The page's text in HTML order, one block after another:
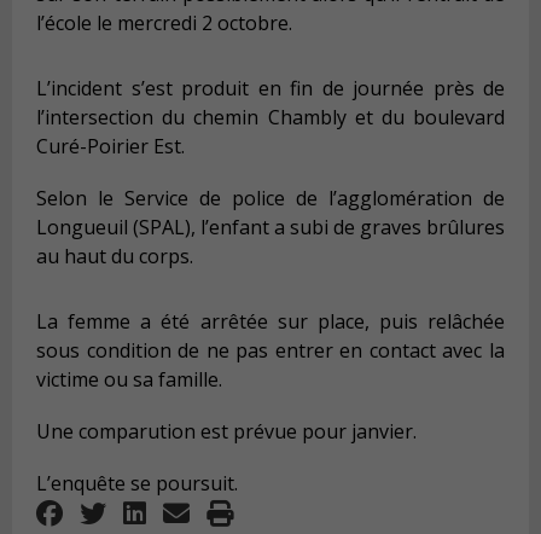
l’école le mercredi 2 octobre.
L’incident s’est produit en fin de journée près de
l’intersection du chemin Chambly et du boulevard
Curé-Poirier Est.
Selon le Service de police de l’agglomération de
Longueuil (SPAL), l’enfant a subi de graves brûlures
au haut du corps.
La femme a été arrêtée sur place, puis relâchée
sous condition de ne pas entrer en contact avec la
victime ou sa famille.
Une comparution est prévue pour janvier.
L’enquête se poursuit.